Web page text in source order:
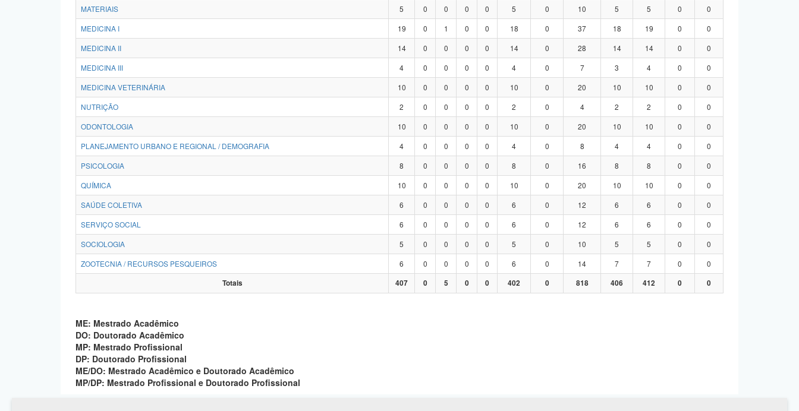
MATERIAIS
5 0 0 0 0 5 0 10 5 5 0
0
MEDICINA I
19 0 1 0 0 18 0 37 18 19 0
0
MEDICINA II
14 0 0 0 0 14 0 28 14 14 0
0
MEDICINA III
4 0 0 0 0 4 0 7 3 4 0
0
MEDICINA VETERINÁRIA
10 0 0 0 0 10 0 20 10 10 0
0
NUTRIÇÃO
2 0 0 0 0 2 0 4 2 2 0
0
ODONTOLOGIA
10 0 0 0 0 10 0 20 10 10 0
0
PLANEJAMENTO URBANO E REGIONAL / DEMOGRAFIA
4 0 0 0 0 4 0 8 4 4 0
0
PSICOLOGIA
8 0 0 0 0 8 0 16 8 8 0
0
QUÍMICA
10 0 0 0 0 10 0 20 10 10 0
0
SAÚDE COLETIVA
6 0 0 0 0 6 0 12 6 6 0
0
SERVIÇO SOCIAL
6 0 0 0 0 6 0 12 6 6 0
0
SOCIOLOGIA
5 0 0 0 0 5 0 10 5 5 0
0
ZOOTECNIA / RECURSOS PESQUEIROS
6 0 0 0 0 6 0 14 7 7 0
0
Totais
407 0 5 0 0 402 0 818 406 412 0 0
ME: Mestrado Acadêmico
DO: Doutorado Acadêmico
MP: Mestrado Profissional
DP: Doutorado Profissional
ME/DO: Mestrado Acadêmico e Doutorado Acadêmico
MP/DP: Mestrado Profissional e Doutorado Profissional